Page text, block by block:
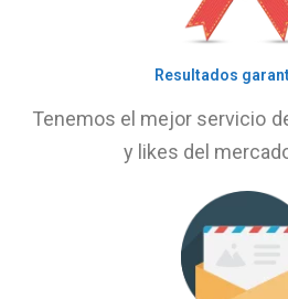
Resultados
Tenemos el mejor servicio
y likes del